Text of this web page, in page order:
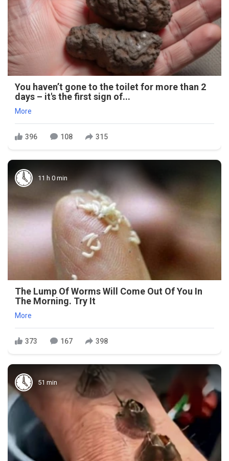
You haven’t gone to the toilet for more than 2
days – it's the first sign of...
More
396 108 315
11 h 0 min
The Lump Of Worms Will Come Out Of You In
The Morning. Try It
More
373 167 398
51 min